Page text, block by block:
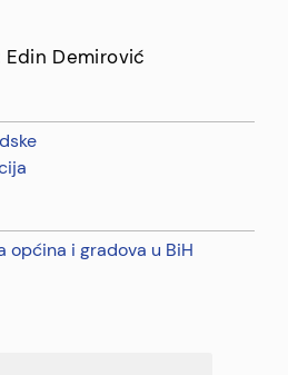
Demirović
općina i gradova u BiH